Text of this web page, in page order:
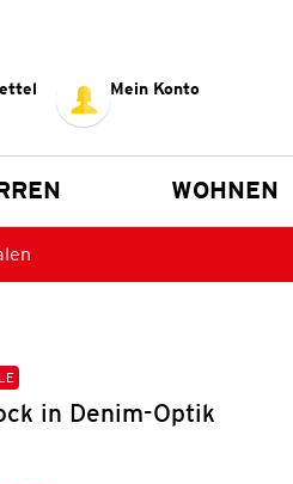
Mein Konto
WOHNEN
in Denim-Optik